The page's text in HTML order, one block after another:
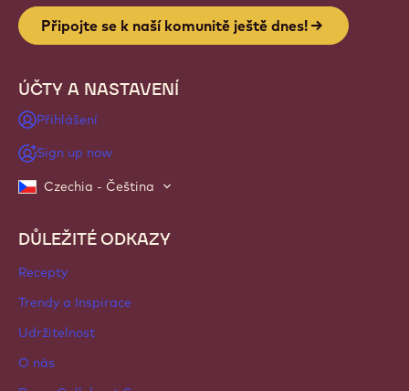
Připojte se k naší komunitě ještě dnes!
ÚČTY A NASTAVENÍ
Přihlášení
Sign up now
Czechia - Čeština
Footer
Callebaut
DŮLEŽITÉ ODKAZY
Recepty
Trendy a Inspirace
Udržitelnost
O nás